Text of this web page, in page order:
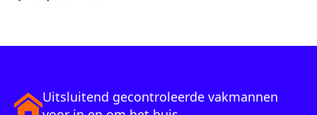
Uitsluitend gecontroleerde vakmannen